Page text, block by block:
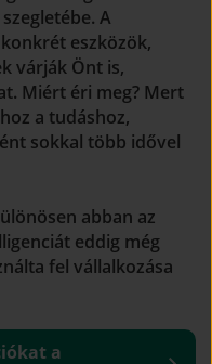
A
eszközök,
várják Önt is,
Miért éri meg? Mert
a tudáshoz,
sokkal több idővel
abban az
eddig még
fel vállalkozása
a